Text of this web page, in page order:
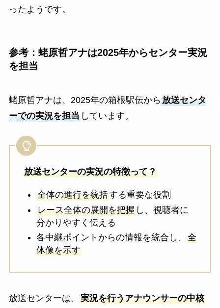
ったようです。
参考：蛯原哲アナは2025年からセンター実況
を担当
蛯原哲アナは、2025年の箱根駅伝から放送センタ
ーでの実況を担当しています。
放送センターの実況の特徴って？
全体の進行を統括する重要な役割
レース全体の展開を把握し、視聴者に
分かりやすく伝える
各中継ポイントからの情報を統合し、 全
体像を示す
放送センターは、 実況を行うアナウンサーの中核